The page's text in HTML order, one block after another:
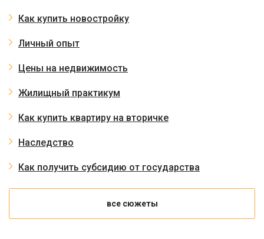
Как купить новостройку
Личный опыт
Цены на недвижимость
Жилищный практикум
Как купить квартиру на вторичке
Наследство
Как получить субсидию от государства
все сюжеты